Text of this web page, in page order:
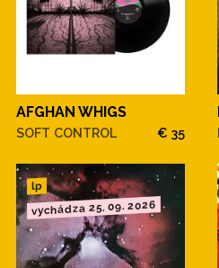
AFGHAN WHIGS
SOFT CONTROL € 35
lp
vychádza 25. 09. 2026